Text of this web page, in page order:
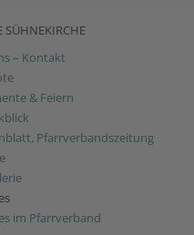
SÜHNEKIRCHE
– Kontakt
& Feiern
Pfarrverbandszeitung
im Pfarrverband